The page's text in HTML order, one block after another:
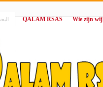
|
QALAM RSAS